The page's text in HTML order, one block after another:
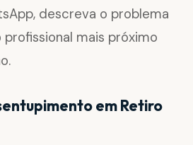
descreva o problema
mais próximo
em Retiro